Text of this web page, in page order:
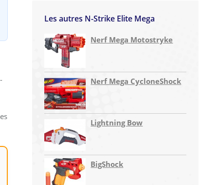
Les autres N-Strike Elite Mega
Nerf Mega Motostryke
Nerf Mega CycloneShock
Lightning Bow
BigShock